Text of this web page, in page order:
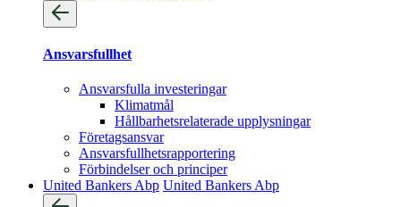
Ansvarsfullhet
Ansvarsfulla investeringar
Klimatmål
Hållbarhetsrelaterade upplysningar
Företagsansvar
Ansvarsfullhets­rapportering
Förbindelser och principer
United Bankers Abp United Bankers Abp